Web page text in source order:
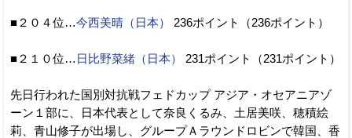
■２０４位…今西美晴（日本） 236ポイント（236ポイント）
■２１０位… 日比野菜緒（日本） 231ポイント（231ポイント）
先日行われた国別対抗戦フェドカップ アジア・オセアニアゾ
ーン１部に、日本代表として奈良くるみ、土居美咲、穂積絵
莉、青山修子が出場し、グループＡラウンドロビンで韓国、香